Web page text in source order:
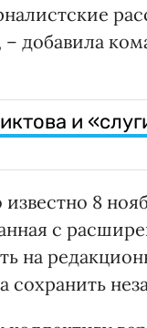
– добавила
и
известно 8
с
на
сохранить